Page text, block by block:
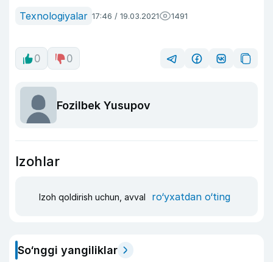
Texnologiyalar 17:46 / 19.03.2021 1491
0 0
Fozilbek Yusupov
Izohlar
Izoh qoldirish uchun, avval ro‘yxatdan o‘ting
So‘nggi yangiliklar